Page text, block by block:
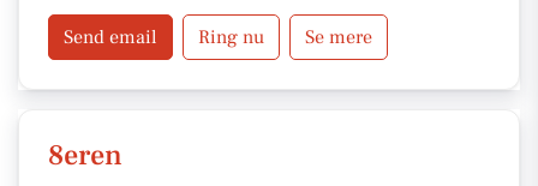
Send email Ring nu Se mere
8eren